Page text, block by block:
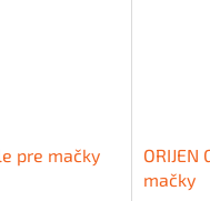
pre mačky
mačky